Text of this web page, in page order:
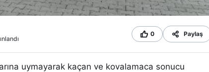
0 Paylaş
uymayarak kaçan ve kovalamaca sonucu